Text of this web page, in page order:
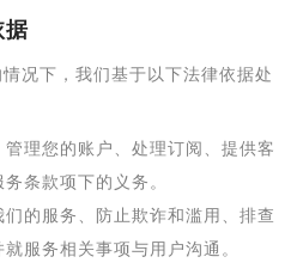
据
况下，我们基于以下法律依据处
理您的账户、处理订阅、提供客
条款项下的义务。
的服务、防止欺诈和滥用、排查
服务相关事项与用户沟通。